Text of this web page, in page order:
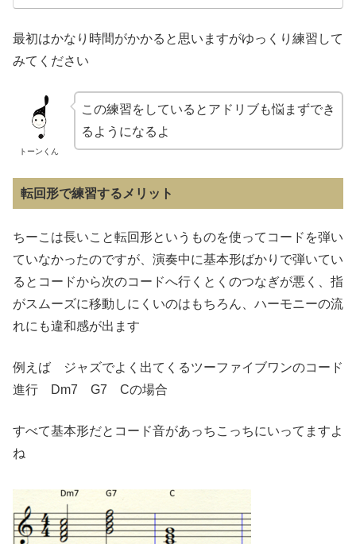
最初はかなり時間がかかると思いますがゆっくり練習して
みてください
トーンくん
この練習をしているとアドリブも悩まずでき
るようになるよ
転回形で練習するメリット
ちーこは長いこと転回形というものを使ってコードを弾い
ていなかったのですが、演奏中に基本形ばかりで弾いてい
るとコードから次のコードへ行くとくのつなぎが悪く、指
がスムーズに移動しにくいのはもちろん、ハーモニーの流
れにも違和感が出ます
例えば ジャズでよく出てくるツーファイブワンのコード
進行 Dm7 G7 Cの場合
すべて基本形だとコード音があっちこっちにいってますよ
ね